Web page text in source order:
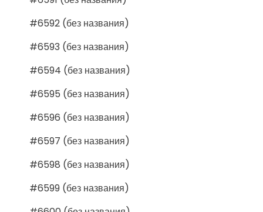
#6592 (без названия)
#6593 (без названия)
#6594 (без названия)
#6595 (без названия)
#6596 (без названия)
#6597 (без названия)
#6598 (без названия)
#6599 (без названия)